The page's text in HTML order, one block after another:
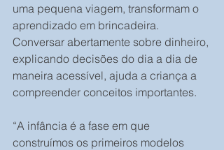
uma pequena viagem, transformam o
aprendizado em brincadeira.
Conversar abertamente sobre dinheiro,
explicando decisões do dia a dia de
maneira acessível, ajuda a criança a
compreender conceitos importantes.
“A infância é a fase em que
construímos os primeiros modelos